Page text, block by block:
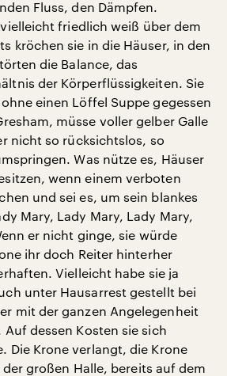
Fluss, den Dämpfen.
friedlich weiß über dem
kröchen sie in die Häuser, in den
die Balance, das
der Körperflüssigkeiten. Sie
einen Löffel Suppe gegessen
müsse voller gelber Galle
nicht so rücksichtslos, so
Was nütze es, Häuser
wenn einem verboten
und sei es, um sein blankes
Mary, Lady Mary, Lady Mary,
er nicht ginge, sie würde
ihr doch Reiter hinterher
Vielleicht habe sie ja
unter Hausarrest gestellt bei
mit der ganzen Angelegenheit
dessen Kosten sie sich
Die Krone verlangt, die Krone
großen Halle, bereits auf dem